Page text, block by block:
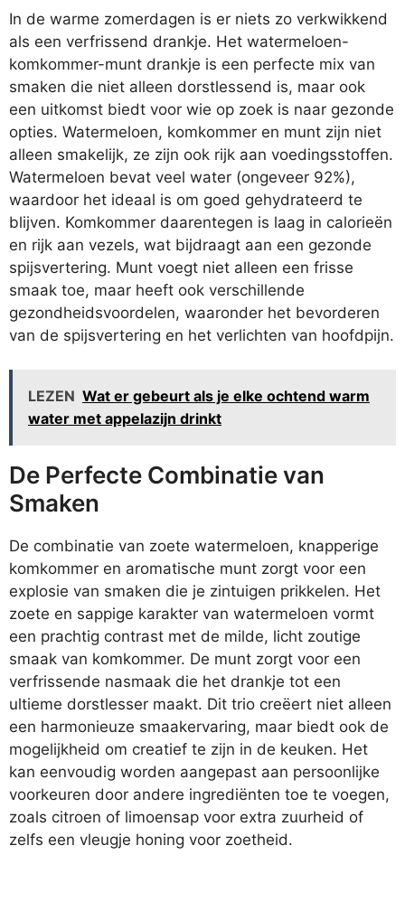
In de warme zomerdagen is er niets zo verkwikkend
als een verfrissend drankje. Het watermeloen-
komkommer-munt drankje is een perfecte mix van
smaken die niet alleen dorstlessend is, maar ook
een uitkomst biedt voor wie op zoek is naar gezonde
opties. Watermeloen, komkommer en munt zijn niet
alleen smakelijk, ze zijn ook rijk aan voedingsstoffen.
Watermeloen bevat veel water (ongeveer 92%),
waardoor het ideaal is om goed gehydrateerd te
blijven. Komkommer daarentegen is laag in calorieën
en rijk aan vezels, wat bijdraagt aan een gezonde
spijsvertering. Munt voegt niet alleen een frisse
smaak toe, maar heeft ook verschillende
gezondheidsvoordelen, waaronder het bevorderen
van de spijsvertering en het verlichten van hoofdpijn.
LEZEN Wat er gebeurt als je elke ochtend warm
water met appelazijn drinkt
De Perfecte Combinatie van
Smaken
De combinatie van zoete watermeloen, knapperige
komkommer en aromatische munt zorgt voor een
explosie van smaken die je zintuigen prikkelen. Het
zoete en sappige karakter van watermeloen vormt
een prachtig contrast met de milde, licht zoutige
smaak van komkommer. De munt zorgt voor een
verfrissende nasmaak die het drankje tot een
ultieme dorstlesser maakt. Dit trio creëert niet alleen
een harmonieuze smaakervaring, maar biedt ook de
mogelijkheid om creatief te zijn in de keuken. Het
kan eenvoudig worden aangepast aan persoonlijke
voorkeuren door andere ingrediënten toe te voegen,
zoals citroen of limoensap voor extra zuurheid of
zelfs een vleugje honing voor zoetheid.